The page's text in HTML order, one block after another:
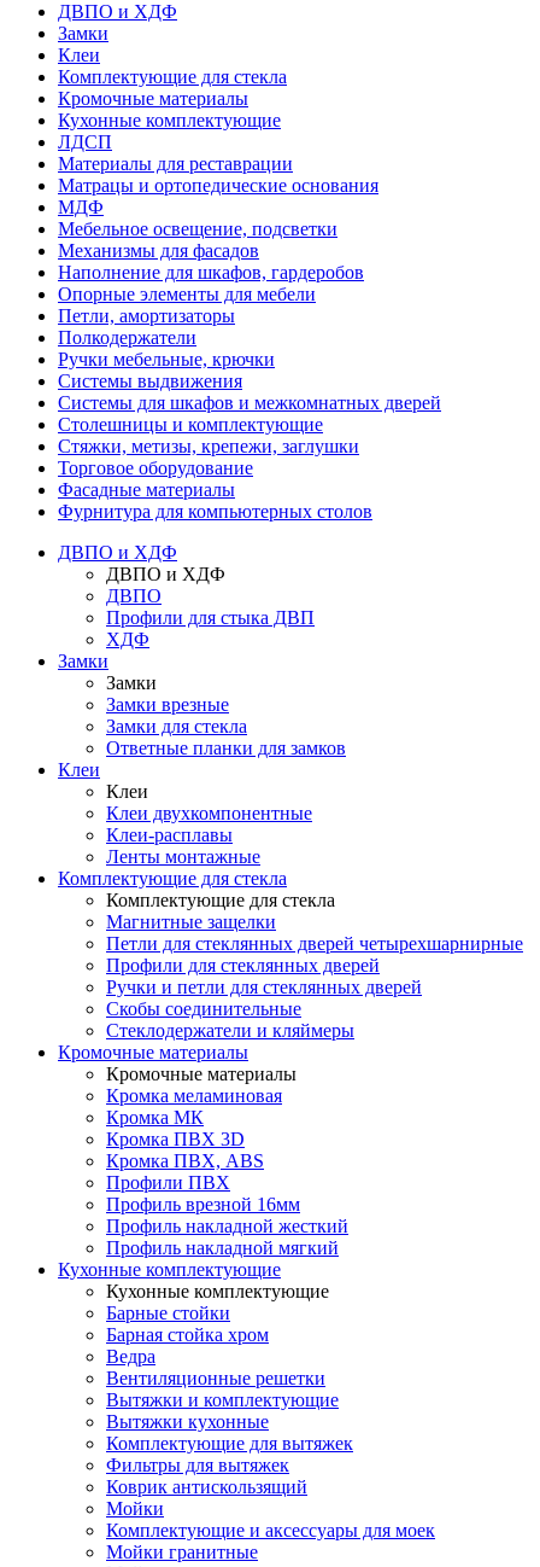
ДВПО и ХДФ
Замки
Клеи
Комплектующие для стекла
Кромочные материалы
Кухонные комплектующие
ЛДСП
Материалы для реставрации
Матрацы и ортопедические основания
МДФ
Мебельное освещение, подсветки
Механизмы для фасадов
Наполнение для шкафов, гардеробов
Опорные элементы для мебели
Петли, амортизаторы
Полкодержатели
Ручки мебельные, крючки
Системы выдвижения
Системы для шкафов и межкомнатных дверей
Столешницы и комплектующие
Стяжки, метизы, крепежи, заглушки
Торговое оборудование
Фасадные материалы
Фурнитура для компьютерных столов
ДВПО и ХДФ
ДВПО и ХДФ
ДВПО
Профили для стыка ДВП
ХДФ
Замки
Замки
Замки врезные
Замки для стекла
Ответные планки для замков
Клеи
Клеи
Клеи двухкомпонентные
Клеи-расплавы
Ленты монтажные
Комплектующие для стекла
Комплектующие для стекла
Магнитные защелки
Петли для стеклянных дверей четырехшарнирные
Профили для стеклянных дверей
Ручки и петли для стеклянных дверей
Скобы соединительные
Стеклодержатели и кляймеры
Кромочные материалы
Кромочные материалы
Кромка меламиновая
Кромка МК
Кромка ПВХ 3D
Кромка ПВХ, ABS
Профили ПВХ
Профиль врезной 16мм
Профиль накладной жесткий
Профиль накладной мягкий
Кухонные комплектующие
Кухонные комплектующие
Барные стойки
Барная стойка хром
Ведра
Вентиляционные решетки
Вытяжки и комплектующие
Вытяжки кухонные
Комплектующие для вытяжек
Фильтры для вытяжек
Коврик антискользящий
Мойки
Комплектующие и аксессуары для моек
Мойки гранитные